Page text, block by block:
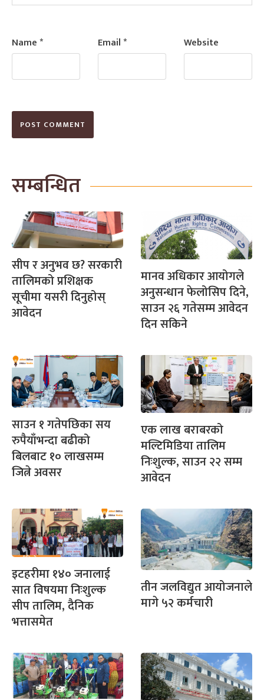
Name* Email* Website
सम्बन्धित
सीप र अनुभव छ? सरकारी
तालिमको प्रशिक्षक
सूचीमा यसरी दिनुहोस्
आवेदन
मानव अधिकार आयोगले
अनुसन्धान फेलोसिप दिने,
साउन २६ गतेसम्म आवेदन
दिन सकिने
साउन १ गतेपछिका सय
रुपैयाँभन्दा बढीको
बिलबाट १० लाखसम्म
जित्ने अवसर
एक लाख बराबरको
मल्टिमिडिया तालिम
निःशुल्क, साउन २२ सम्म
आवेदन
इटहरीमा १४० जनालाई
सात विषयमा निःशुल्क
सीप तालिम, दैनिक
भत्तासमेत
तीन जलविद्युत आयोजनाले
मागे ५२ कर्मचारी